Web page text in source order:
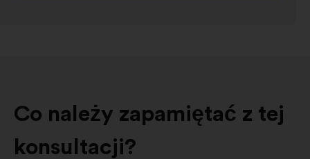
Co należy zapamiętać z tej
konsultacji?